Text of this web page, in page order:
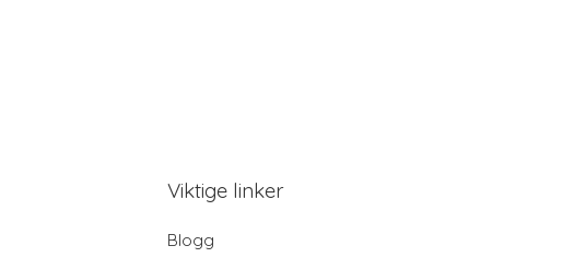
Viktige linker
Blogg